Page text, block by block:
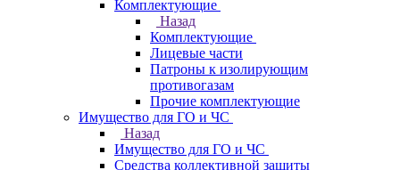
Комплектующие
Назад
Комплектующие
Лицевые части
Патроны к изолирующим
противогазам
Прочие комплектующие
Имущество для ГО и ЧС
Назад
Имущество для ГО и ЧС
Средства коллективной защиты